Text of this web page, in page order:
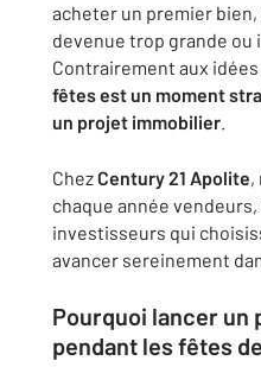
acheter un premier
devenue trop grande ou
Contrairement aux
fêtes est un moment
un projet immobilier.
ChezCentury 21 Apolite,
chaque année
investisseurs qui
avancer sereinement
Pourquoi lancer
pendant les fêtes